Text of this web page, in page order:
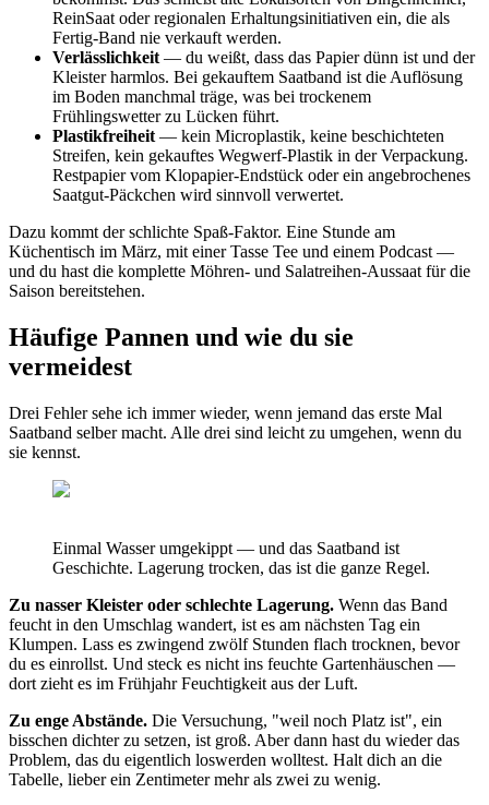
ReinSaat oder regionalen Erhaltungsinitiativen ein, die als
Fertig-Band nie verkauft werden.
Verlässlichkeit — du weißt, dass das Papier dünn ist und der
Kleister harmlos. Bei gekauftem Saatband ist die Auflösung
im Boden manchmal träge, was bei trockenem
Frühlingswetter zu Lücken führt.
Plastikfreiheit — kein Microplastik, keine beschichteten
Streifen, kein gekauftes Wegwerf-Plastik in der Verpackung.
Restpapier vom Klopapier-Endstück oder ein angebrochenes
Saatgut-Päckchen wird sinnvoll verwertet.
Dazu kommt der schlichte Spaß-Faktor. Eine Stunde am
Küchentisch im März, mit einer Tasse Tee und einem Podcast —
und du hast die komplette Möhren- und Salatreihen-Aussaat für die
Saison bereitstehen.
Häufige Pannen und wie du sie
vermeidest
Drei Fehler sehe ich immer wieder, wenn jemand das erste Mal
Saatband selber macht. Alle drei sind leicht zu umgehen, wenn du
sie kennst.
Einmal Wasser umgekippt — und das Saatband ist
Geschichte. Lagerung trocken, das ist die ganze Regel.
Zu nasser Kleister oder schlechte Lagerung. Wenn das Band
feucht in den Umschlag wandert, ist es am nächsten Tag ein
Klumpen. Lass es zwingend zwölf Stunden flach trocknen, bevor
du es einrollst. Und steck es nicht ins feuchte Gartenhäuschen —
dort zieht es im Frühjahr Feuchtigkeit aus der Luft.
Zu enge Abstände. Die Versuchung, "weil noch Platz ist", ein
bisschen dichter zu setzen, ist groß. Aber dann hast du wieder das
Problem, das du eigentlich loswerden wolltest. Halt dich an die
Tabelle, lieber ein Zentimeter mehr als zwei zu wenig.